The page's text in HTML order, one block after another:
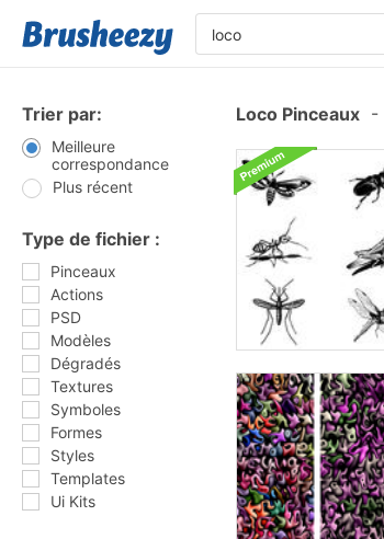
Trier par:
Meilleure
correspondance
Plus récent
Type de fichier :
Pinceaux
Actions
PSD
Modèles
Dégradés
Textures
Symboles
Formes
Styles
Templates
Ui Kits
Loco Pinceaux -